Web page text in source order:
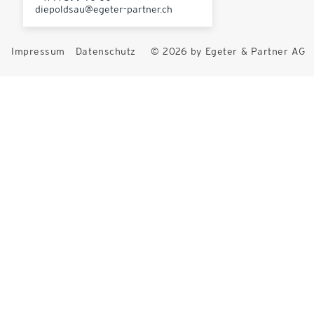
diepoldsau@egeter-partner.ch
Impressum Datenschutz © 2026 by Egeter & Partner AG